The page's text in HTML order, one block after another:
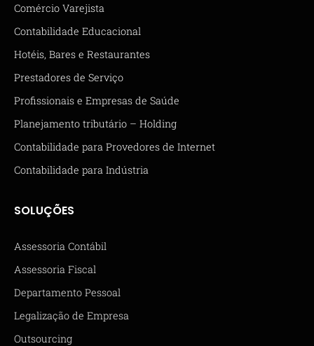
Comércio Varejista
Contabilidade Educacional
Hotéis, Bares e Restaurantes
Prestadores de Serviço
Profissionais e Empresas de Saúde
Planejamento tributário – Holding
Contabilidade para Provedores de Internet
Contabilidade para Indústria
SOLUÇÕES
Assessoria Contábil
Assessoria Fiscal
Departamento Pessoal
Legalização de Empresa
Outsourcing